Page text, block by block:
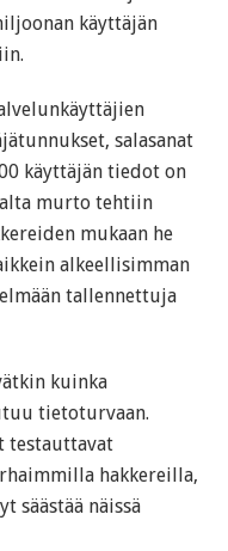
käyttäjän
salasanat
käyttäjän tiedot on
murto tehtiin
mukaan he
alkeellisimman
tallennettuja
kuinka
tietoturvaan.
testauttavat
hakkereilla,
säästää näissä